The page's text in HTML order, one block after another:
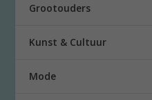
Grootouders
Kunst & Cultuur
Mode